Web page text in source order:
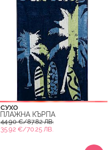
СУХО
ПЛАЖНА КЪРПА
44.90 €/87.82 ЛВ.
35.92 €/70.25 ЛВ.